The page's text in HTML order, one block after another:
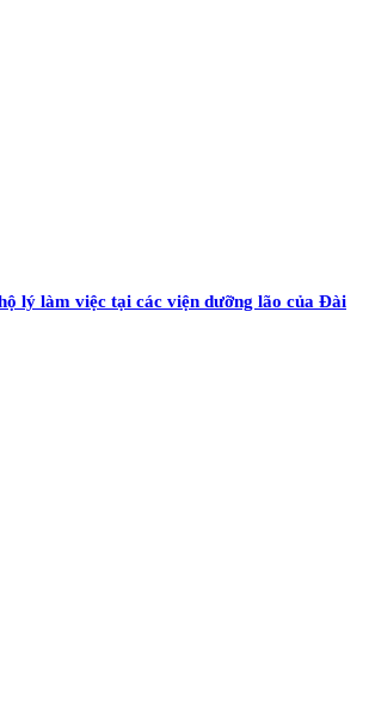
lý làm việc tại các viện dưỡng lão của Đài